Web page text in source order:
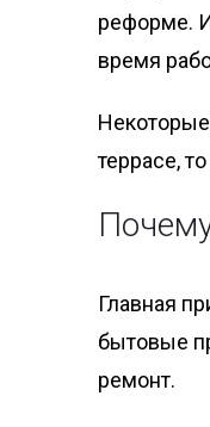
реформе.
время
террасе,
Главная
бытовые
ремонт.